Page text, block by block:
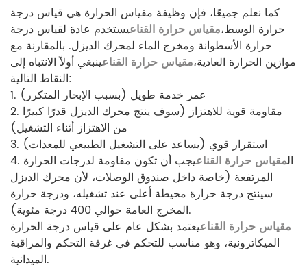
كما نعلم جميعًا، فإن وظيفة مقياس الحرارة هي قياس درجة
حرارة الوسط،مقياس حرارة القناعيستخدم عادة لقياس درجة
حرارة الأسطوانة ومخرج الماء لمحرك الديزل. بالمقارنة مع
موازين الحرارة العادية،مقياس حرارة القناعينبغي أولاً الانتباه إلى
النقاط التالية:
1. عمر خدمة طويل (بسبب الإبحار المتكرر)
2. مقاومة قوية للاهتزاز (سوف ينتج محرك الديزل قدرًا كبيرًا
من الاهتزاز أثناء التشغيل)
3. استقرار قوي (يساعد على التشغيل الطبيعي للمعدات)
4. المقياس حرارة القناعيجب أن تكون مقاومة لدرجات الحرارة
المرتفعة (خاصة داخل صندوق الوصلات، لأن محرك الديزل
سينتج درجة حرارة محيطة أعلى عند تشغيله، ودرجة حرارة
المخرج العامة حوالي 400 درجة مئوية).
مقياس حرارة القناعيعتمد بشكل عام على قياس درجة الحرارة
الميكاترونية، وهو مناسب للتحكم في غرفة التحكم والمراقبة
الميدانية.